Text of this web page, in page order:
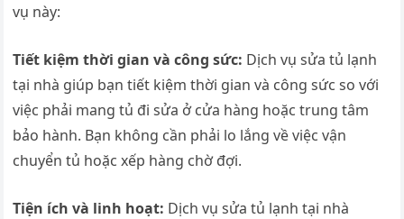
vụ này:
Tiết kiệm thời gian và công sức: Dịch vụ sửa tủ lạnh
tại nhà giúp bạn tiết kiệm thời gian và công sức so với
việc phải mang tủ đi sửa ở cửa hàng hoặc trung tâm
bảo hành. Bạn không cần phải lo lắng về việc vận
chuyển tủ hoặc xếp hàng chờ đợi.
Tiện ích và linh hoạt: Dịch vụ sửa tủ lạnh tại nhà